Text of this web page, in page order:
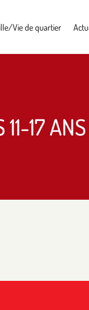
Vie de quartier
17 ANS